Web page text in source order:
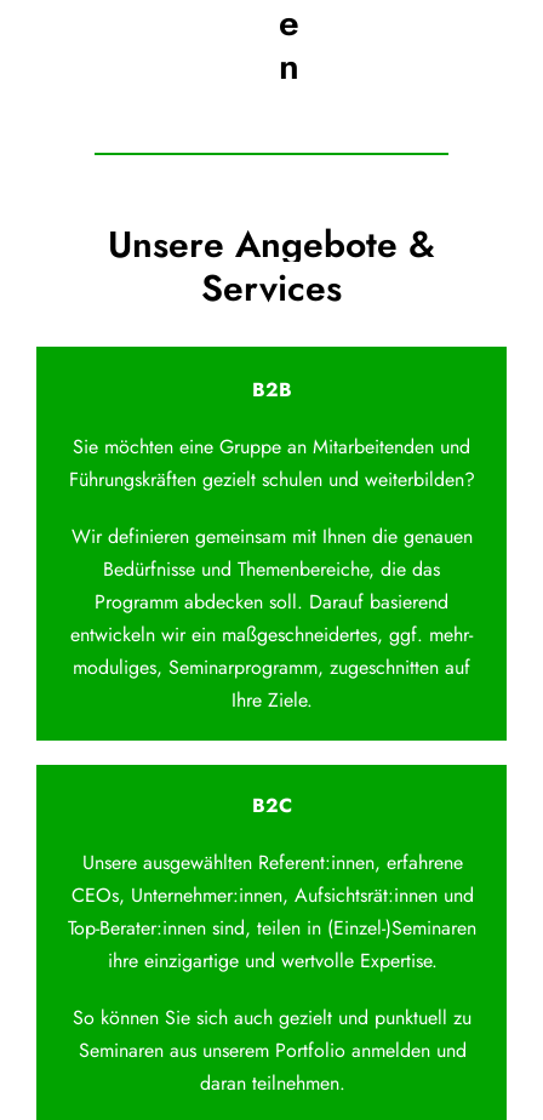
e
n
Unsere Angebote &
Services
B2B
Sie möchten eine Gruppe an Mitarbeitenden und
Führungskräften gezielt schulen und weiterbilden?
Wir definieren gemeinsam mit Ihnen die genauen
Bedürfnisse und Themenbereiche, die das
Programm abdecken soll. Darauf basierend
entwickeln wir ein maßgeschneidertes, ggf. mehr-
moduliges, Seminarprogramm, zugeschnitten auf
Ihre Ziele.
B2C
Unsere ausgewählten Referent:innen, erfahrene
CEOs, Unternehmer:innen, Aufsichtsrät:innen und
Top-Berater:innen sind, teilen in (Einzel-)Seminaren
ihre einzigartige und wertvolle Expertise.
So können Sie sich auch gezielt und punktuell zu
Seminaren aus unserem Portfolio anmelden und
daran teilnehmen.